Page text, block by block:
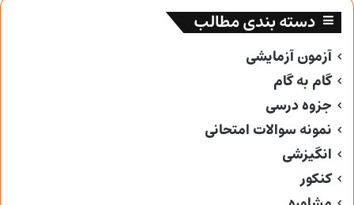
دسته بندی مطالب
آزمون آزمایشی
گام به گام
جزوه درسی
نمونه سوالات امتحانی
انگیزشی
کنکور